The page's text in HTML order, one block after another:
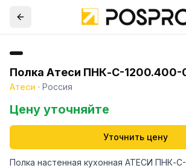
Полка Атеси ПНК-С-1200.400-
Атеси · Россия
Цену уточняйте
Уточнить цену
Полка настенная кухонная АТЕСИ ПНК-